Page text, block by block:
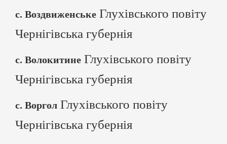
с. Воздвиженське Глухівського повіту
Чернігівська губернія
с. Волокитине Глухівського повіту
Чернігівська губернія
с. Воргол Глухівського повіту
Чернігівська губернія